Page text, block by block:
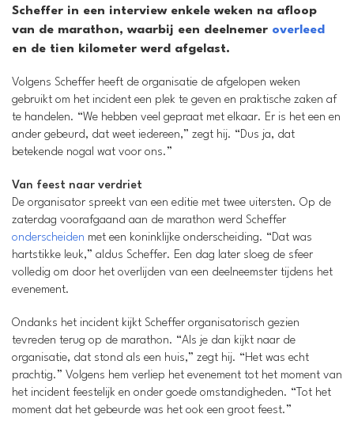
Scheffer in een interview enkele weken na afloop
van de marathon, waarbij een deelnemer overleed
en de tien kilometer werd afgelast.
Volgens Scheffer heeft de organisatie de afgelopen weken
gebruikt om het incident een plek te geven en praktische zaken af
te handelen. “We hebben veel gepraat met elkaar. Er is het een en
ander gebeurd, dat weet iedereen,” zegt hij. “Dus ja, dat
betekende nogal wat voor ons.”
Van feest naar verdriet
De organisator spreekt van een editie met twee uitersten. Op de
zaterdag voorafgaand aan de marathon werd Scheffer
onderscheiden met een koninklijke onderscheiding. “Dat was
hartstikke leuk,” aldus Scheffer. Een dag later sloeg de sfeer
volledig om door het overlijden van een deelneemster tijdens het
evenement.
Ondanks het incident kijkt Scheffer organisatorisch gezien
tevreden terug op de marathon. “Als je dan kijkt naar de
organisatie, dat stond als een huis,” zegt hij. “Het was echt
prachtig.” Volgens hem verliep het evenement tot het moment van
het incident feestelijk en onder goede omstandigheden. “Tot het
moment dat het gebeurde was het ook een groot feest.”